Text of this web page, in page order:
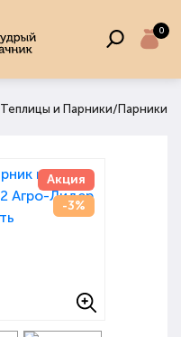
0
Теплицы и Парники/ Парники
Акция
-3%